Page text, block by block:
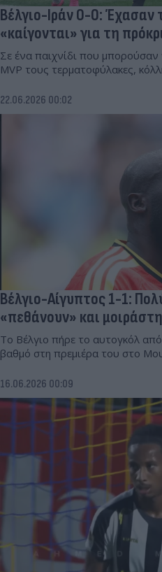
Βέλγιο-Ιράν 0-0: Έχασαν
«καίγονται» για τη
Σε ένα παιχνίδι που μπορούσαν
MVP τους τερματοφύλακες,
22.06.2026 00:02
Βέλγιο-Αίγυπτος 1-1:
«πεθάνουν» και
Το Βέλγιο πήρε το αυτογκόλ
βαθμό στη πρεμιέρα του στο
16.06.2026 00:09